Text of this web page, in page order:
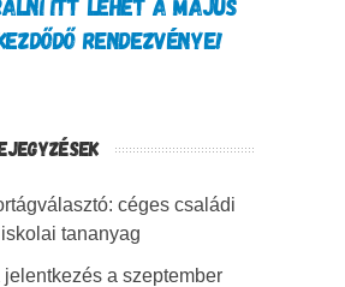
RENDEZVÉNYE!
céges családi
tananyag
jelentkezés a szeptember